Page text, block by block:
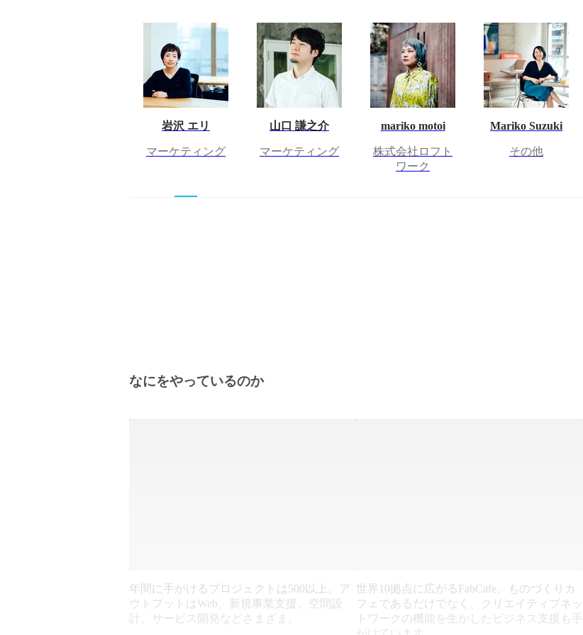
岩沢 エリ
マーケティング
山口 謙之介
マーケティング
mariko motoi
株式会社ロフト
ワーク
Mariko Suzuki
その他
なにをやっているのか
年間に手がけるプロジェクトは500以上。ア
ウトプットはWeb、新規事業支援、空間設
計、サービス開発などさまざま。
世界10拠点に広がるFabCafe。ものづくりカ
フェであるだけでなく、クリエイティブネッ
トワークの機能を生かしたビジネス支援も手